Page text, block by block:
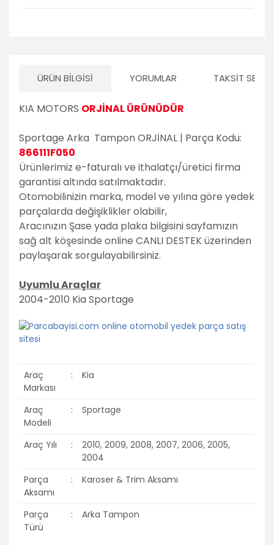
ÜRÜN BILGISI YORUMLAR TAKSIT
KIA MOTORS ORJİNAL ÜRÜNÜDÜR
Sportage Arka Tampon ORJİNAL | Parça Kodu:
866111F050
Ürünlerimiz e-faturalı ve ithalatçı/üretici firma
garantisi altında satılmaktadır.
Otomobilinizin marka, model ve yılına göre yedek
parçalarda değişiklikler olabilir,
Aracınızın Şase yada plaka bilgisini sayfamızın
sağ alt köşesinde online CANLI DESTEK üzerinden
paylaşarak sorgulayabilirsiniz.
Uyumlu Araçlar
2004-2010 Kia Sportage
Araç
Markası
: Kia
Araç
Modeli
: Sportage
Araç Yılı :
2010, 2009, 2008, 2007, 2006, 2005,
2004
Parça
Aksamı
: Karoser & Trim Aksamı
Parça
Türü
: Arka Tampon